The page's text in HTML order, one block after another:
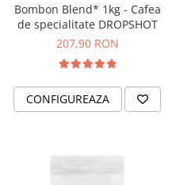
Bombon Blend* 1kg - Cafea
de specialitate DROPSHOT
207,90 RON
CONFIGUREAZA